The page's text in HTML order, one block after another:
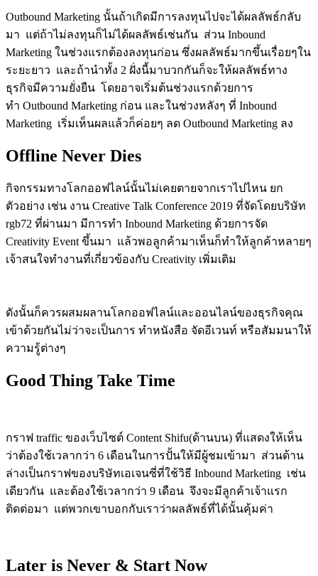
Outbound Marketing นั้นถ้าเกิดมีการลงทุนไปจะได้ผลลัพธ์กลับ
มา แต่ถ้าไม่ลงทุนก็ไม่ได้ผลลัพธ์เช่นกัน ส่วน Inbound
Marketing ในช่วงแรกต้องลงทุนก่อน ซึ่งผลลัพธ์มากขึ้นเรื่อยๆใน
ระยะยาว และถ้านำทั้ง 2 ฝั่งนี้มาบวกกันก็จะให้ผลลัพธ์ทาง
ธุรกิจมีความยั่งยืน โดยอาจเริ่มต้นช่วงแรกด้วยการ
ทำ Outbound Marketing ก่อน และในช่วงหลังๆ ที่ Inbound
Marketing เริ่มเห็นผลแล้วก็ค่อยๆ ลด Outbound Marketing ลง
Offline Never Dies
กิจกรรมทางโลกออฟไลน์นั้นไม่เคยตายจากเราไปไหน ยก
ตัวอย่าง เช่น งาน Creative Talk Conference 2019 ที่จัดโดยบริษัท
rgb72 ที่ผ่านมา มีการทำ Inbound Marketing ด้วยการจัด
Creativity Event ขึ้นมา แล้วพอลูกค้ามาเห็นก็ทำให้ลูกค้าหลายๆ
เจ้าสนใจทำงานที่เกี่ยวข้องกับ Creativity เพิ่มเติม
ดังนั้นก็ควรผสมผลานโลกออฟไลน์และออนไลน์ของธุรกิจคุณ
เข้าด้วยกันไม่ว่าจะเป็นการ ทำหนังสือ จัดอีเวนท์ หรือสัมมนาให้
ความรู้ต่างๆ
Good Thing Take Time
กราฟ traffic ของเว็บไซต์ Content Shifu(ด้านบน) ที่แสดงให้เห็น
ว่าต้องใช้เวลากว่า 6 เดือนในการปั้นให้มีผู้ชมเข้ามา ส่วนด้าน
ล่างเป็นกราฟของบริษัทเอเจนซี่ที่ใช้วิธี Inbound Marketing เช่น
เดียวกัน และต้องใช้เวลากว่า 9 เดือน จึงจะมีลูกค้าเจ้าแรก
ติดต่อมา แต่พวกเขาบอกกับเราว่าผลลัพธ์ที่ได้นั้นคุ้มค่า
Later is Never & Start Now